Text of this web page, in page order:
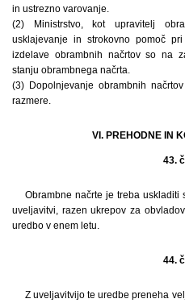
in ustrezno varovanje.
(2) Ministrstvo, kot upravitelj
usklajevanje in strokovno pomoč
izdelave obrambnih načrtov so na
stanju obrambnega načrta.
(3) Dopolnjevanje obrambnih
razmere.
VI. PREHODNE IN
43.
Obrambne načrte je treba
uveljavitvi, razen ukrepov za
uredbo v enem letu.
44.
Z uveljavitvijo te uredbe preneha